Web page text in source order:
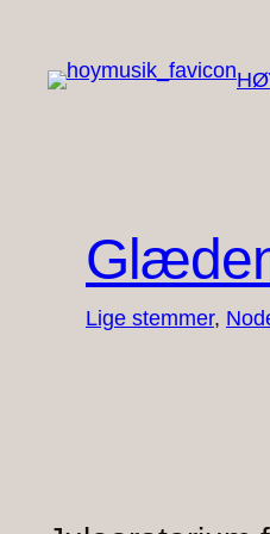
indhold
Lige stemmer,